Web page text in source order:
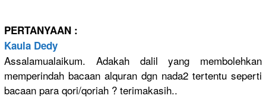
PERTANYAAN :
Kaula Dedy
Assalamualaikum. Adakah dalil yang membolehkan
memperindah bacaan alquran dgn nada2 tertentu seperti
bacaan para qori/qoriah ? terimakasih..